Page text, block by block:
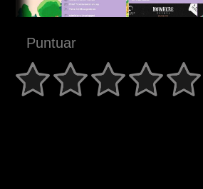
Puntuar